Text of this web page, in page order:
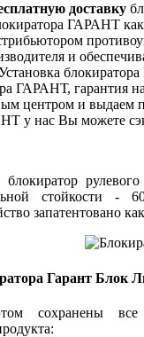
доставку
ГАРАНТ как
и
ГАРАНТ, гарантия
центром и выдаем
у нас Вы можете
стойкости
запатентовано
Гарант Блок
сохранены все